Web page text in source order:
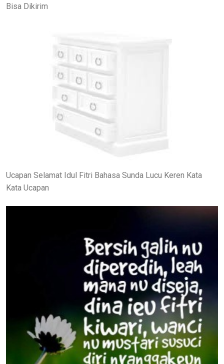
Bisa Dikirim
Ucapan Selamat Idul Fitri Bahasa Sunda Lucu Keren Kata
Kata Ucapan